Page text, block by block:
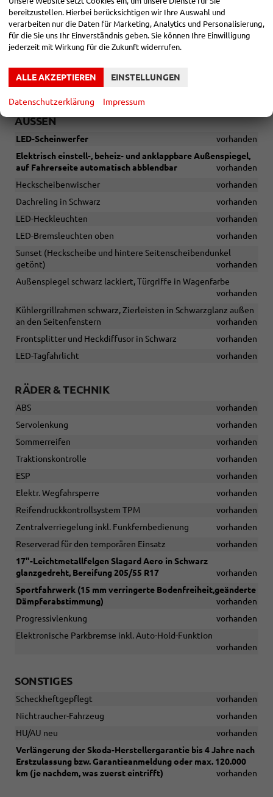
Rückfahrkamera
vorhanden
Fahrprofilauswahl
vorhanden
Lichtsensor
vorhanden
Regensensor
Vorausschauender Geschwindigkeitsbegrenzer
Start/Stopp-Automatik
AUSSEN
LED-Scheinwerfer
vorhanden
Elektrisch einstell-, beheiz- und anklappbare Außenspiegel,
auf Fahrerseite automatisch abblendbar
vorhanden
Heckscheibenwischer
vorhanden
Dachreling in Schwarz
vorhanden
LED-Heckleuchten
vorhanden
LED-Bremsleuchten oben
vorhanden
Sunset (Heckscheibe und hintere Seitenscheibendunkel
getönt)
vorhanden
Außenspiegel schwarz lackiert, Türgriffe in Wagenfarbe
vorhanden
Kühlergrillrahmen schwarz, Zierleisten in Schwarzglanz außen
an den Seitenfenstern
vorhanden
Frontsplitter und Heckdiffusor in Schwarz
vorhanden
LED-Tagfahrlicht
vorhanden
RÄDER & TECHNIK
ABS
vorhanden
Servolenkung
vorhanden
Sommerreifen
vorhanden
Traktionskontrolle
vorhanden
ESP
vorhanden
Elektr. Wegfahrsperre
vorhanden
Reifendruckkontrollsystem TPM
vorhanden
Zentralverriegelung inkl. Funkfernbedienung
vorhanden
Reserverad für den temporären Einsatz
vorhanden
17"-Leichtmetallfelgen Slagard Aero in Schwarz
glanzgedreht, Bereifung 205/55 R17
vorhanden
Sportfahrwerk (15 mm verringerte Bodenfreiheit,geänderte
Dämpferabstimmung)
vorhanden
Progressivlenkung
vorhanden
Elektronische Parkbremse inkl. Auto-Hold-Funktion
vorhanden
SONSTIGES
Scheckheftgepflegt
vorhanden
Nichtraucher-Fahrzeug
vorhanden
HU/AU neu
vorhanden
Verlängerung der Skoda-Herstellergarantie bis 4 Jahre nach
Erstzulassung bzw. Garantieanmeldung oder max. 120.000
km (je nachdem, was zuerst eintrifft)
vorhanden
bereitzustellen. Hierbei berücksichtigen wir Ihre Auswahl und
verarbeiten nur die Daten für Marketing, Analytics und Personalisierung,
für die Sie uns Ihr Einverständnis geben. Sie können Ihre Einwilligung
jederzeit mit Wirkung für die Zukunft widerrufen.
ALLE AKZEPTIEREN EINSTELLUNGEN
Datenschutzerklärung Impressum